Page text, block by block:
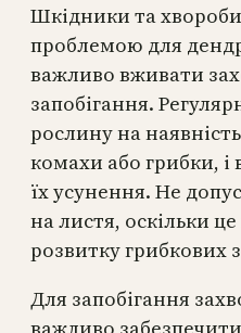
Шкідники та
проблемою для
важливо вживати
запобігання.
рослину на
комахи або грибки,
їх усунення. Не
на листя, оскільки
розвитку грибкових
Для запобігання